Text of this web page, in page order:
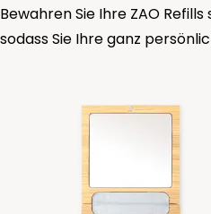
Bewahren Sie Ihre ZAO
sodass Sie Ihre ganz